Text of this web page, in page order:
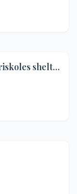
Vestermose Natur- og Idrætsfriskoles shelterby